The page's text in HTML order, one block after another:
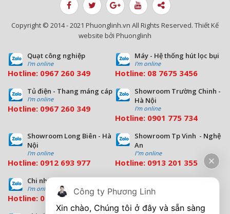
Copyright © 2014 - 2021 Phuonglinh.vn All Rights Reserved. Thiết Kế
website bởi Phuonglinh
Quạt công nghiệp
I'm online
Hotline: 0967 260 349
Máy - Hệ thống hút lọc bụi
I'm online
Hotline: 08 7675 3456
Tủ điện - Thang máng cáp
I'm online
Hotline: 0967 260 349
Showroom Trường Chinh -
Hà Nội
I'm online
Hotline: 0901 775 734
Showroom Long Biên - Hà
Nội
I'm online
Hotline: 0912 693 977
Showroom Tp Vinh - Nghệ
An
I''m online
Hotline: 0913 201 355
Chi nhánh Đà Nẵng
I'm online
Hotline: 0963 544 563
Chi nhánh Hồ Chí Minh
I'm online
Hotline:
Công ty Phương Linh
Xin chào, Chúng tôi ở đây và sẵn sàng